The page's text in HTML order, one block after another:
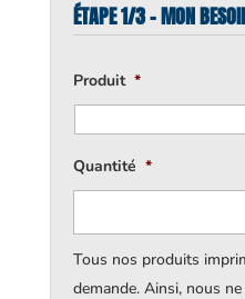
ÉTAPE 1/3 - MON
Produit *
Quantité *
Tous nos produits
demande. Ainsi, nous